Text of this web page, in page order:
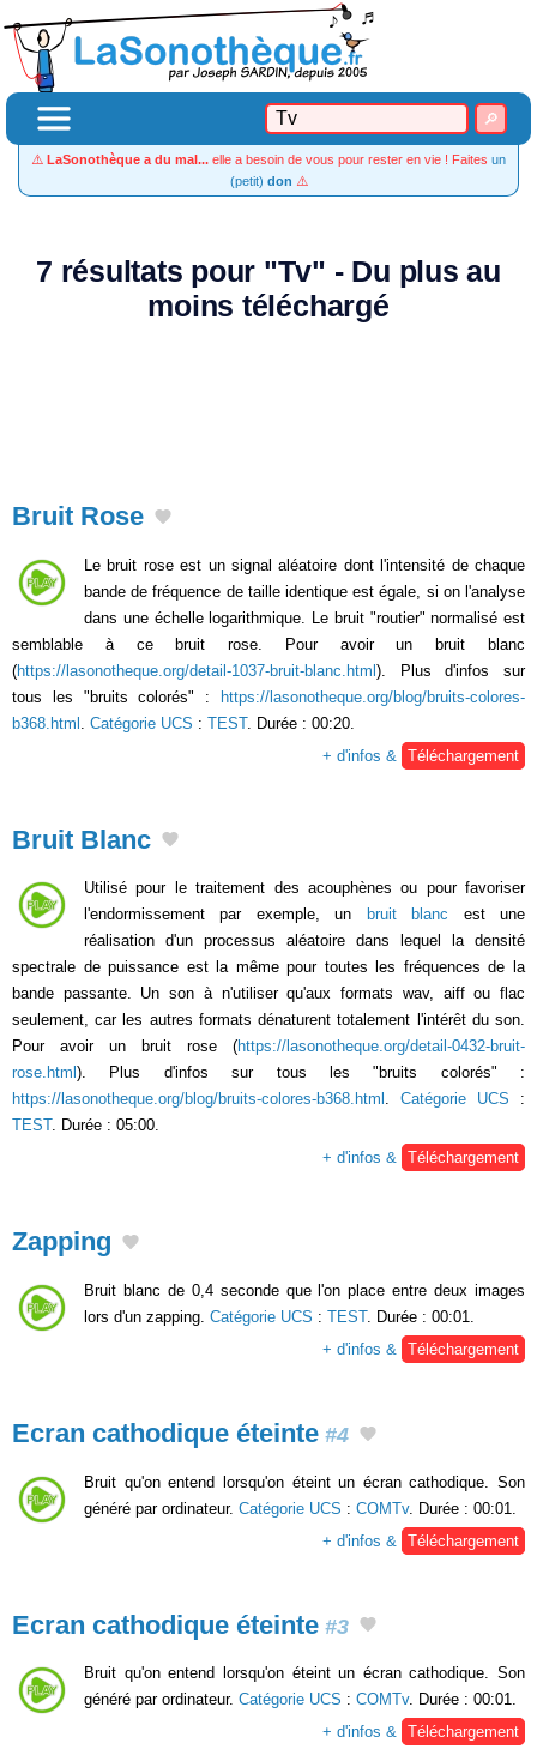
⚠️ LaSonothèque a du mal... elle a besoin de vous pour rester en vie ! Faites un
(petit) don ⚠️
7 résultats pour "Tv" - Du plus au
moins téléchargé
Bruit Rose
Le bruit rose est un signal aléatoire dont l'intensité de chaque
bande de fréquence de taille identique est égale, si on l'analyse
dans une échelle logarithmique. Le bruit "routier" normalisé est
semblable à ce bruit rose. Pour avoir un bruit blanc
(https://lasonotheque.org/detail-1037-bruit-blanc.html). Plus d'infos sur
tous les "bruits colorés" : https://lasonotheque.org/blog/bruits-colores-
b368.html Catégorie UCS : TEST. Durée : 00:20.
+ d'infos &
Téléchargement
Bruit Blanc
Utilisé pour le traitement des acouphènes ou pour favoriser
l'endormissement par exemple, un
bruit blanc est une
réalisation d'un processus aléatoire dans lequel la densité
spectrale de puissance est la même pour toutes les fréquences de la
bande passante. Un son à n'utiliser qu'aux formats wav, aiff ou flac
seulement, car les autres formats dénaturent totalement l'intérêt du son.
Pour avoir un bruit rose (https://lasonotheque.org/detail-0432-bruit-
rose.html ). Plus d'infos sur tous les "bruits colorés" :
https://lasonotheque.org/blog/bruits-colores-b368.html . Catégorie UCS :
TEST. Durée : 05:00.
+ d'infos & Téléchargement
Zapping
Bruit blanc de 0,4 seconde que l'on place entre deux images
lors d'un zapping. Catégorie UCS : TEST. Durée : 00:01.
+ d'infos &
Téléchargement
Ecran cathodique éteinte #4
Bruit qu'on entend lorsqu'on éteint un écran cathodique. Son
généré par ordinateur. Catégorie UCS : COMTv. Durée : 00:01.
+ d'infos &
Téléchargement
Ecran cathodique éteinte #3
Bruit qu'on entend lorsqu'on éteint un écran cathodique. Son
généré par ordinateur. Catégorie UCS : COMTv. Durée : 00:01.
+ d'infos & Téléchargement